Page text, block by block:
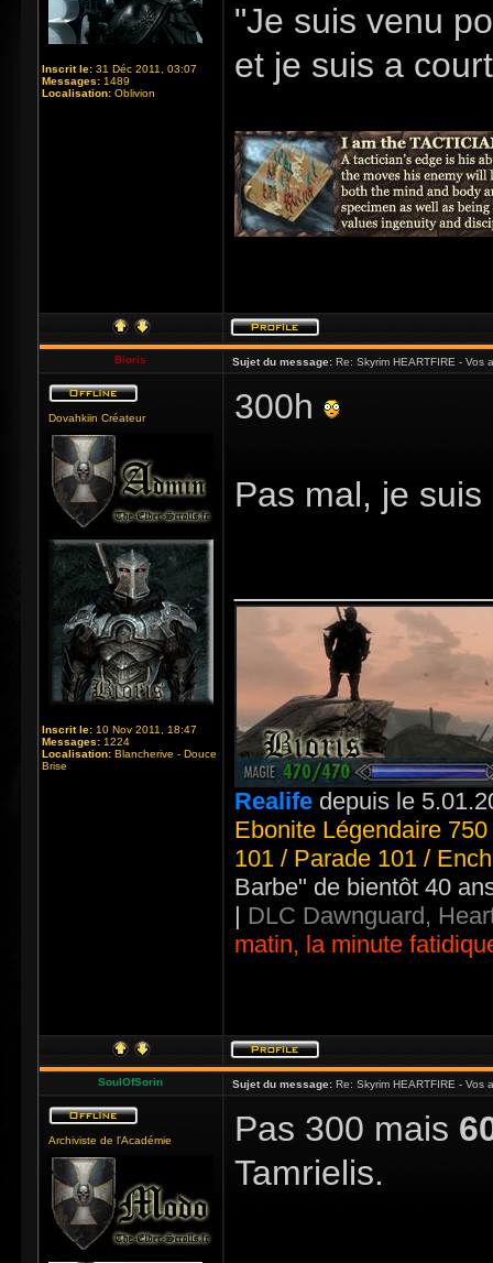
Inscrit le: 31 Déc 2011, 03:07
Messages: 1489
Localisation: Oblivion
"Je suis venu
et je suis a
Bioris Sujet du message: Re: Skyrim HEARTFIRE - Vos
Dovahkiin Créateur
Inscrit le: 10 Nov 2011, 18:47
Messages: 1224
Localisation: Blancherive - Douce
Brise
300h
Pas mal, je
Realife depuis le
Ebonite Légendaire
101 / Parade 101 /
Barbe" de bientôt 40
| DLC Dawnguard,
matin, la minute
SoulOfSorin Sujet du message: Re: Skyrim HEARTFIRE - Vos
Archiviste de l'Académie Pas 300 mais
Tamrielis.